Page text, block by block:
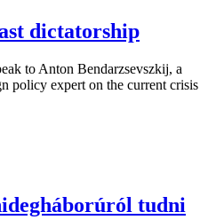
dictatorship
to Anton Bendarzsevszkij, a
policy expert on the current crisis
tudni